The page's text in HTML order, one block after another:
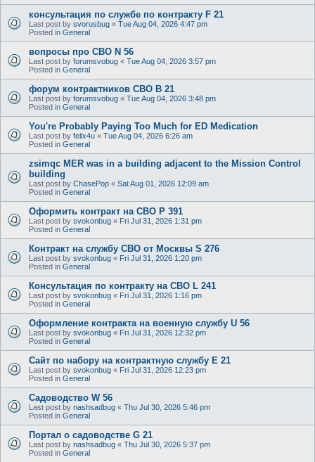
консультация по службе по контракту F 21
Last post by svorusbug « Tue Aug 04, 2026 4:47 pm
Posted in General
вопросы про СВО N 56
Last post by forumsvobug « Tue Aug 04, 2026 3:57 pm
Posted in General
форум контрактников СВО B 21
Last post by forumsvobug « Tue Aug 04, 2026 3:48 pm
Posted in General
You're Probably Paying Too Much for ED Medication
Last post by felix4u « Tue Aug 04, 2026 6:26 am
Posted in General
zsimqc MER was in a building adjacent to the Mission Control
building
Last post by ChasePop « Sat Aug 01, 2026 12:09 am
Posted in General
Оформить контракт на СВО P 391
Last post by svokonbug « Fri Jul 31, 2026 1:31 pm
Posted in General
Контракт на службу СВО от Москвы S 276
Last post by svokonbug « Fri Jul 31, 2026 1:20 pm
Posted in General
Консультация по контракту на СВО L 241
Last post by svokonbug « Fri Jul 31, 2026 1:16 pm
Posted in General
Оформление контракта на военную службу U 56
Last post by svokonbug « Fri Jul 31, 2026 12:32 pm
Posted in General
Сайт по набору на контрактную службу E 21
Last post by svokonbug « Fri Jul 31, 2026 12:23 pm
Posted in General
Садоводство W 56
Last post by nashsadbug « Thu Jul 30, 2026 5:46 pm
Posted in General
Портал о садоводстве G 21
Last post by nashsadbug « Thu Jul 30, 2026 5:37 pm
Posted in General